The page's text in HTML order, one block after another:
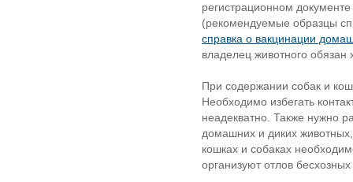
регистрационном
(рекомендуемые образцы
справка о вакцинации
владелец животного
При содержании собак и
Необходимо избегать
неадекватно. Также нужно
домашних и диких
кошках и собаках
организуют отлов